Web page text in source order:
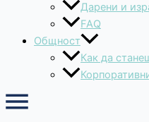
Дарени и
FAQ
Общност
Как да